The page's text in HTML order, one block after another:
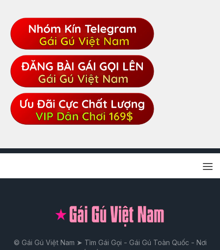
© Gái Gú Việt Nam ➤ Tìm Gái Gọi - Gái Gú Toàn Quốc - Nơi